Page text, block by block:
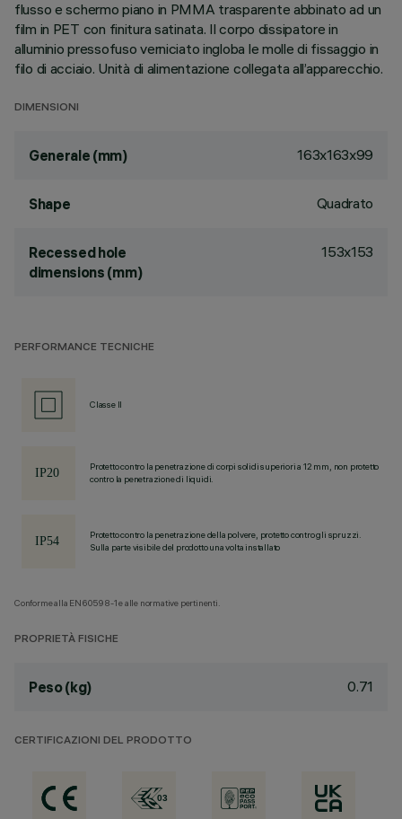
flusso e schermo piano in PMMA trasparente abbinato ad un
film in PET con finitura satinata. Il corpo dissipatore in
alluminio pressofuso verniciato ingloba le molle di fissaggio in
filo di acciaio. Unità di alimentazione collegata all’apparecchio.
DIMENSIONI
Generale (mm) 163x163x99
Shape Quadrato
Recessed hole
dimensions (mm)
153x153
PERFORMANCE TECNICHE
Classe II
Protetto contro la penetrazione di corpi solidi superiori a 12 mm, non protetto
contro la penetrazione di liquidi.
Protetto contro la penetrazione della polvere, protetto contro gli spruzzi.
Sulla parte visibile del prodotto una volta installato
Conforme alla EN60598-1 e alle normative pertinenti.
PROPRIETÀ FISICHE
Peso (kg) 0.71
CERTIFICAZIONI DEL PRODOTTO